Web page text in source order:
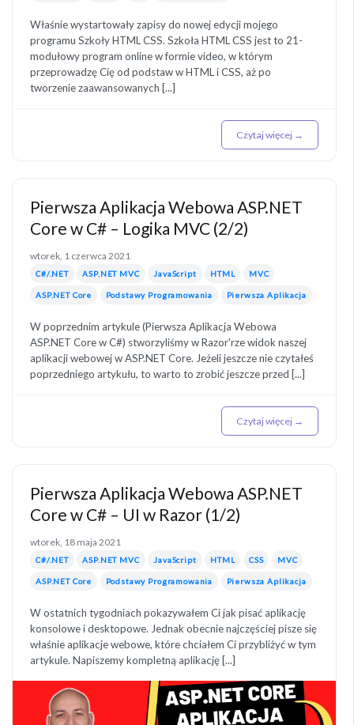
Właśnie wystartowały zapisy do nowej edycji mojego
programu Szkoły HTML CSS. Szkoła HTML CSS jest to 21-
modułowy program online w formie video, w którym
przeprowadzę Cię od podstaw w HTML i CSS, aż po
tworzenie zaawansowanych [...]
Czytaj więcej →
Pierwsza Aplikacja Webowa ASP.NET
Core w C# – Logika MVC (2/2)
wtorek, 1 czerwca 2021
C#/.NET ASP.NET MVC JavaScript HTML MVC
ASP.NET Core Podstawy Programowania Pierwsza Aplikacja
W poprzednim artykule (Pierwsza Aplikacja Webowa
ASP.NET Core w C#) stworzyliśmy w Razor'rze widok naszej
aplikacji webowej w ASP.NET Core. Jeżeli jeszcze nie czytałeś
poprzedniego artykułu, to warto to zrobić jeszcze przed [...]
Czytaj więcej →
Pierwsza Aplikacja Webowa ASP.NET
Core w C# – UI w Razor (1/2)
wtorek, 18 maja 2021
C#/.NET ASP.NET MVC JavaScript HTML CSS MVC
ASP.NET Core Podstawy Programowania Pierwsza Aplikacja
W ostatnich tygodniach pokazywałem Ci jak pisać aplikację
konsolowe i desktopowe. Jednak obecnie najczęściej pisze się
właśnie aplikacje webowe, które chciałem Ci przybliżyć w tym
artykule. Napiszemy kompletną aplikację [...]